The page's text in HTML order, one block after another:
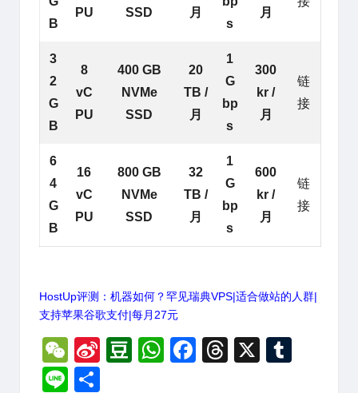
B
PU
SSD
月
s
月
3
2
G
B
8
vC
PU
400 GB
NVMe
SSD
20
TB /
月
1
G
bp
s
300
kr /
月
链
接
6
4
G
B
16
vC
PU
800 GB
NVMe
SSD
32
TB /
月
1
G
bp
s
600
kr /
月
链
接
HostUp评测：机器如何？罕见瑞典VPS|适合做站的人群|
支持苹果谷歌支付|每月27元
W
e
Si D
W F
T
X
Li